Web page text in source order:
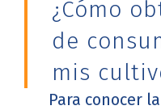
¿Cómo
de
mis
Para conocer